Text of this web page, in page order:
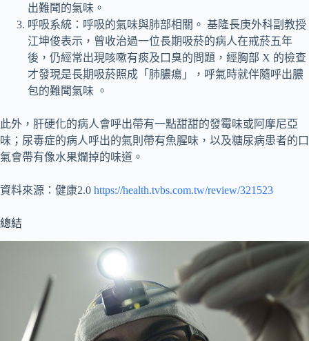
出難聞的氣味。
呼吸系統：呼吸的氣味與肺部相關。 基隆長庚外科副教授
江坤俊表示，曾收治過一位長期吸菸的病人在戒菸五年
後，仍經常出現咳嗽有痰及口臭的問題，經胸部 X 的檢查
才發現是長期吸菸照成「肺膿瘍」，呼氣時就伴隨呼出膿
包的難聞氣味 。
此外，肝硬化的病人會呼出帶有一點甜甜的發霉味或阿摩尼亞
味；尿毒症的病人呼出的氣則帶有魚腥味，以及糖尿病患者的口
氣會帶有像水果爛掉的味道。
資料來源：健康2.0 https://health.tvbs.com.tw/review/321523
總結